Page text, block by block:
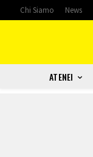
Chi Siamo News
ATENEI